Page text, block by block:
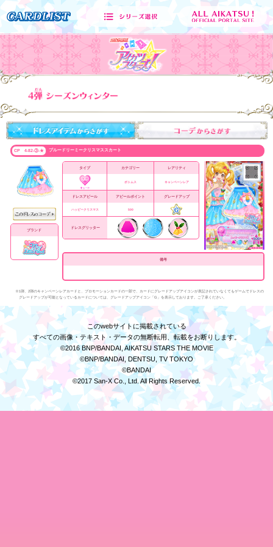
CP 4-82-③-★ ブルードリーミークリスマススカート
ブランド
タイプ カテゴリー レアリティ
ボトムス キャンペーンレア
ドレスアピール アピールポイント グレードアップ
ハッピークリスマス 500
ドレスグリッター
備考
※1弾、2弾のキャンペーンレアカードと、プロモーションカードの一部で、カードにグレードアップアイコンが表記されていなくてもゲームでドレスの
グレードアップが可能となっているカードについては、グレードアップアイコン「G」を表示しております。ご了承ください。
このwebサイトに掲載されている
すべての画像・テキスト・データの無断転用、転載をお断りします。
©2016 BNP/BANDAI, AIKATSU STARS THE MOVIE
©BNP/BANDAI, DENTSU, TV TOKYO
©BANDAI
©2017 San-X Co., Ltd. All Rights Reserved.